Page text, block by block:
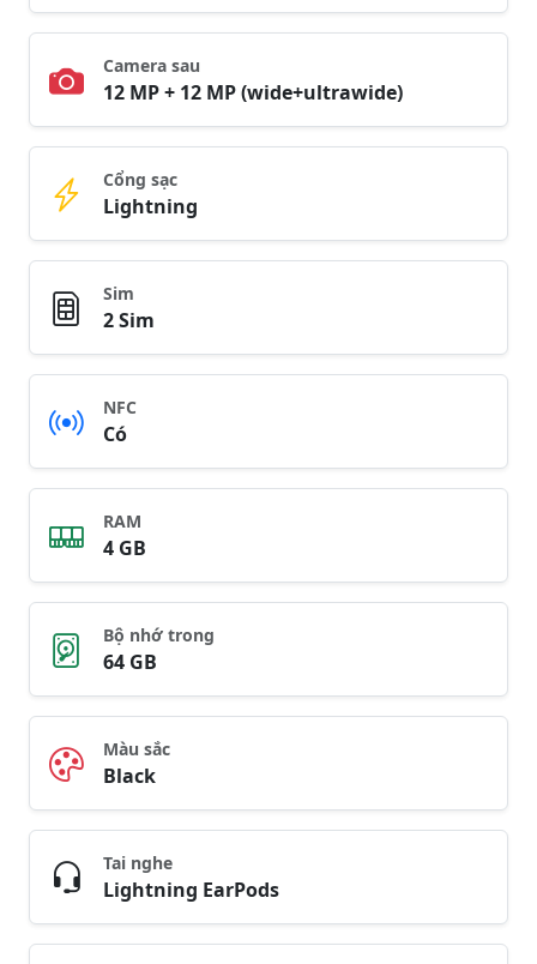
Camera sau
12 MP + 12 MP (wide+ultrawide)
Cổng sạc
Lightning
Sim
2 Sim
NFC
Có
RAM
4 GB
Bộ nhớ trong
64 GB
Màu sắc
Black
Tai nghe
Lightning EarPods